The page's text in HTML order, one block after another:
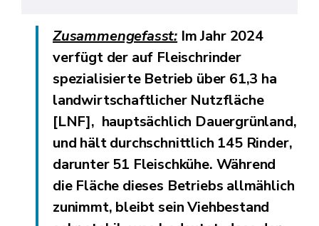
Zusammengefasst: Im Jahr 2024
verfügt der auf Fleischrinder
spezialisierte Betrieb über 61,3 ha
landwirtschaftlicher Nutzfläche
[LNF], hauptsächlich Dauergrünland,
und hält durchschnittlich 145 Rinder,
darunter51 Fleischkühe. Während
die Fläche dieses Betriebs allmählich
zunimmt, bleibt sein Viehbestand